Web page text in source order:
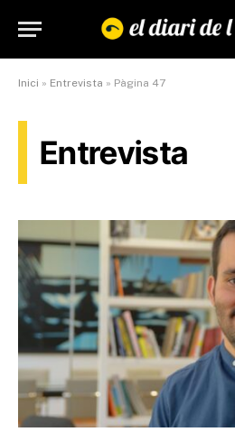
Inici » Entrevista » Pàgina 47
Entrevista